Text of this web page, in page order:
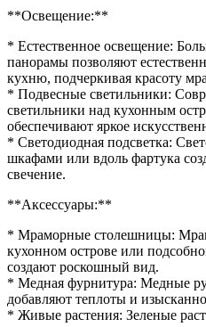
**Освещение:**
* Естественное освещение:
панорамы позволяют
кухню, подчеркивая красоту
* Подвесные светильники:
светильники над кухонным
обеспечивают яркое
* Светодиодная подсветка:
шкафами или вдоль фартука
свечение.
**Аксессуары:**
* Мраморные столешницы:
кухонном острове или
создают роскошный вид.
* Медная фурнитура: Медные
добавляют теплоты и
* Живые растения: Зеленые